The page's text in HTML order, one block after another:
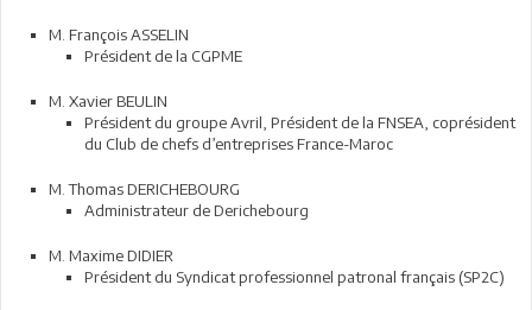
M. François ASSELIN
Président de la CGPME
M. Xavier BEULIN
Président du groupe Avril, Président de la FNSEA, coprésident
du Club de chefs d’entreprises France-Maroc
M. Thomas DERICHEBOURG
Administrateur de Derichebourg
M. Maxime DIDIER
Président du Syndicat professionnel patronal français (SP2C)